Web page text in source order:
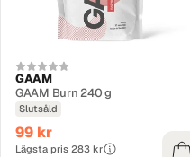
GAAM
GAAM Burn 240 g
Slutsåld
99 kr
Lägsta pris 283 kr